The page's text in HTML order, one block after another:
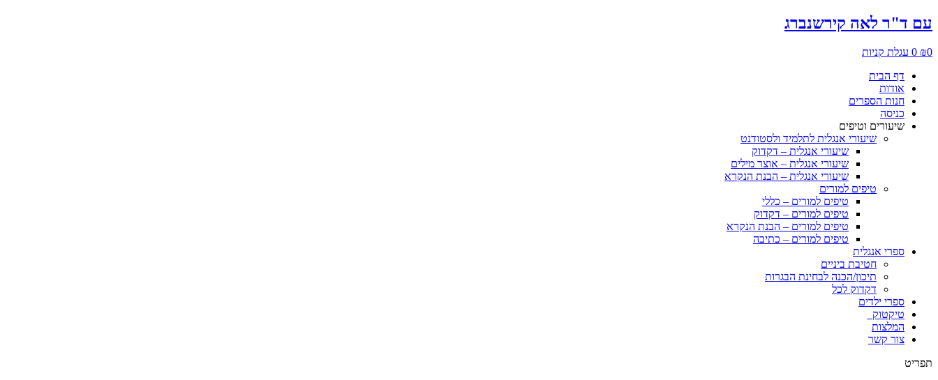
עם ד"ר לאה קירשנברג
₪0
0 עגלת קניות
דף הבית
אודות
חנות הספרים
כניסה
שיעורים וטיפים
שיעורי אנגלית לתלמיד ולסטודנט
שיעורי אנגלית – דקדוק
שיעורי אנגלית – אוצר מילים
שיעורי אנגלית – הבנת הנקרא
טיפים למורים
טיפים למורים – כללי
טיפים למורים – דקדוק
טיפים למורים – הבנת הנקרא
טיפים למורים – כתיבה
ספרי אנגלית
חטיבת ביניים
תיכון/הכנה לבחינת הבגרות
דקדוק לכל
ספרי ילדים
טיקטוק
המלצות
צור קשר
תפריט